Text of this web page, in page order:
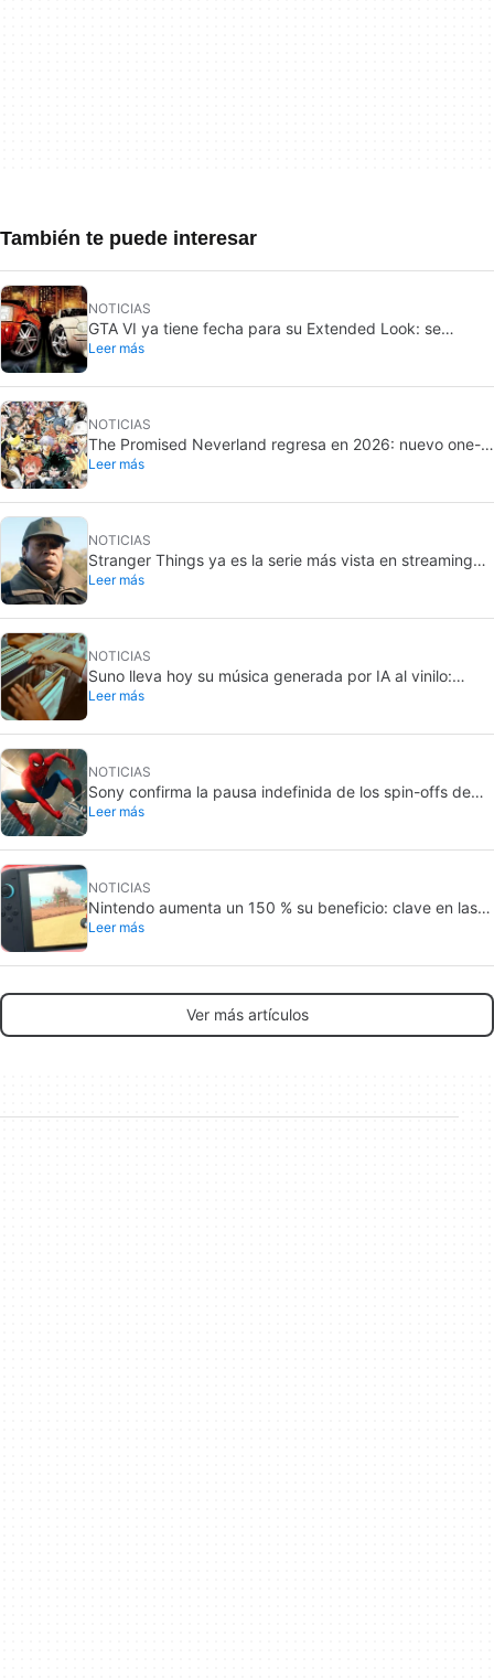
También te puede interesar
NOTICIAS
GTA VI ya tiene fecha para su Extended Look: se
estrena en Netflix
Leer más
NOTICIAS
The Promised Neverland regresa en 2026: nuevo one-
shot por su 10º aniversario
Leer más
NOTICIAS
Stranger Things ya es la serie más vista en streaming
de 2026 en EE. UU.
Leer más
NOTICIAS
Suno lleva hoy su música generada por IA al vinilo:
discos físicos personalizados
Leer más
NOTICIAS
Sony confirma la pausa indefinida de los spin-offs de
Spider-Man: el SSU está prácticamente acabado
Leer más
NOTICIAS
Nintendo aumenta un 150 % su beneficio: clave en las
devoluciones arancelarias de EE. UU.
Leer más
Ver más artículos